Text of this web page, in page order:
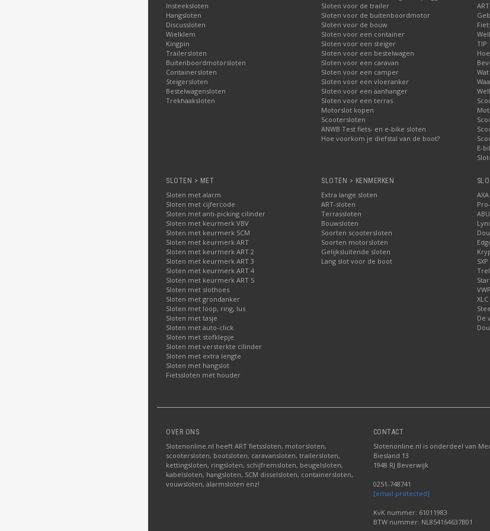
Insteeksloten
Hangsloten
Discussloten
Wielklem
Kingpin
Trailersloten
Buitenboordmotorsloten
Containersloten
Steigersloten
Bestelwagensloten
Trekhaaksloten
Sloten voor de trailer
Sloten voor de buitenboordmotor
Sloten voor de bouw
Sloten voor een container
Sloten voor een steiger
Sloten voor een bestelwagen
Sloten voor een caravan
Sloten voor een camper
Sloten voor een vloeranker
Sloten voor een aanhanger
Sloten voor een terras
Motorslot kopen
Scootersloten
ANWB Test fiets- en e-bike sloten
Hoe voorkom je diefstal van de boot?
E-
SLOTEN > MET
Sloten met alarm
Sloten met cijfercode
Sloten met anti-picking cilinder
Sloten met keurmerk VBV
Sloten met keurmerk SCM
Sloten met keurmerk ART
Sloten met keurmerk ART 2
Sloten met keurmerk ART 3
Sloten met keurmerk ART 4
Sloten met keurmerk ART 5
Sloten met slothoes
Sloten met grondanker
Sloten met loop, ring, lus
Sloten met tasje
Sloten met auto-click
Sloten met stofklepje
Sloten met versterkte cilinder
Sloten met extra lengte
Sloten met hangslot
Fietssloten met houder
SLOTEN > KENMERKEN
Extra lange sloten
ART-sloten
Terrassloten
Bouwsloten
Soorten scootersloten
Soorten motorsloten
Gelijksluitende sloten
Lang slot voor de boot
De
OVER ONS
Slotenonline.nl heeft ART fietssloten, motorsloten,
scootersloten, bootsloten, caravansloten, trailersloten,
kettingsloten, ringsloten, schijfremsloten, beugelsloten,
kabelsloten, hangsloten, SCM disselsloten, containersloten,
vouwsloten, alarmsloten enz!
CONTACT
Slotenonline.nl is onderdeel van
Biesland 13
1948 RJ Beverwijk
0251-748741
[email protected]
KvK nummer: 61011983
BTW nummer: NL854164637B01